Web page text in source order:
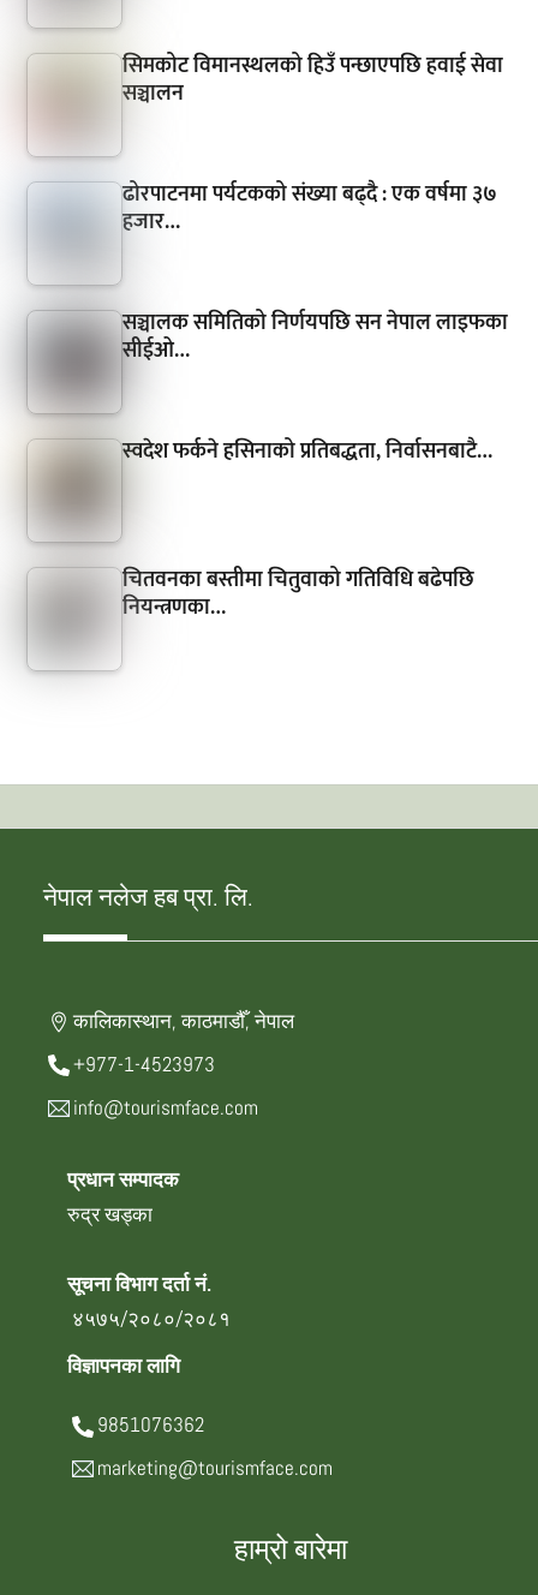
सिमकोट विमानस्थलको हिउँ पन्छाएपछि हवाई सेवा
सञ्चालन
ढोरपाटनमा पर्यटकको संख्या बढ्दै : एक वर्षमा ३७
हजार…
सञ्चालक समितिको निर्णयपछि सन नेपाल लाइफका
सीईओ…
स्वदेश फर्कने हसिनाको प्रतिबद्धता, निर्वासनबाटै…
चितवनका बस्तीमा चितुवाको गतिविधि बढेपछि
नियन्त्रणका…
नेपाल नलेज हब प्रा. लि.
कालिकास्थान, काठमाडौँ, नेपाल
+977-1-4523973
info@tourismface.com
प्रधान सम्पादक
रुद्र खड्का
सूचना विभाग दर्ता नं.
४५७५/२०८०/२०८१
विज्ञापनका लागि
9851076362
marketing@tourismface.com
हाम्रो बारेमा